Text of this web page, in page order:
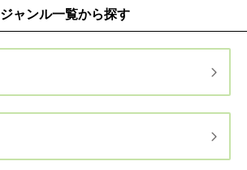
ジャンル一覧から探す